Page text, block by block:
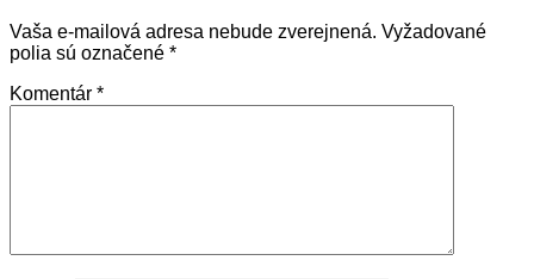
Vaša e-mailová adresa nebude zverejnená. Vyžadované
polia sú označené *
Komentár *